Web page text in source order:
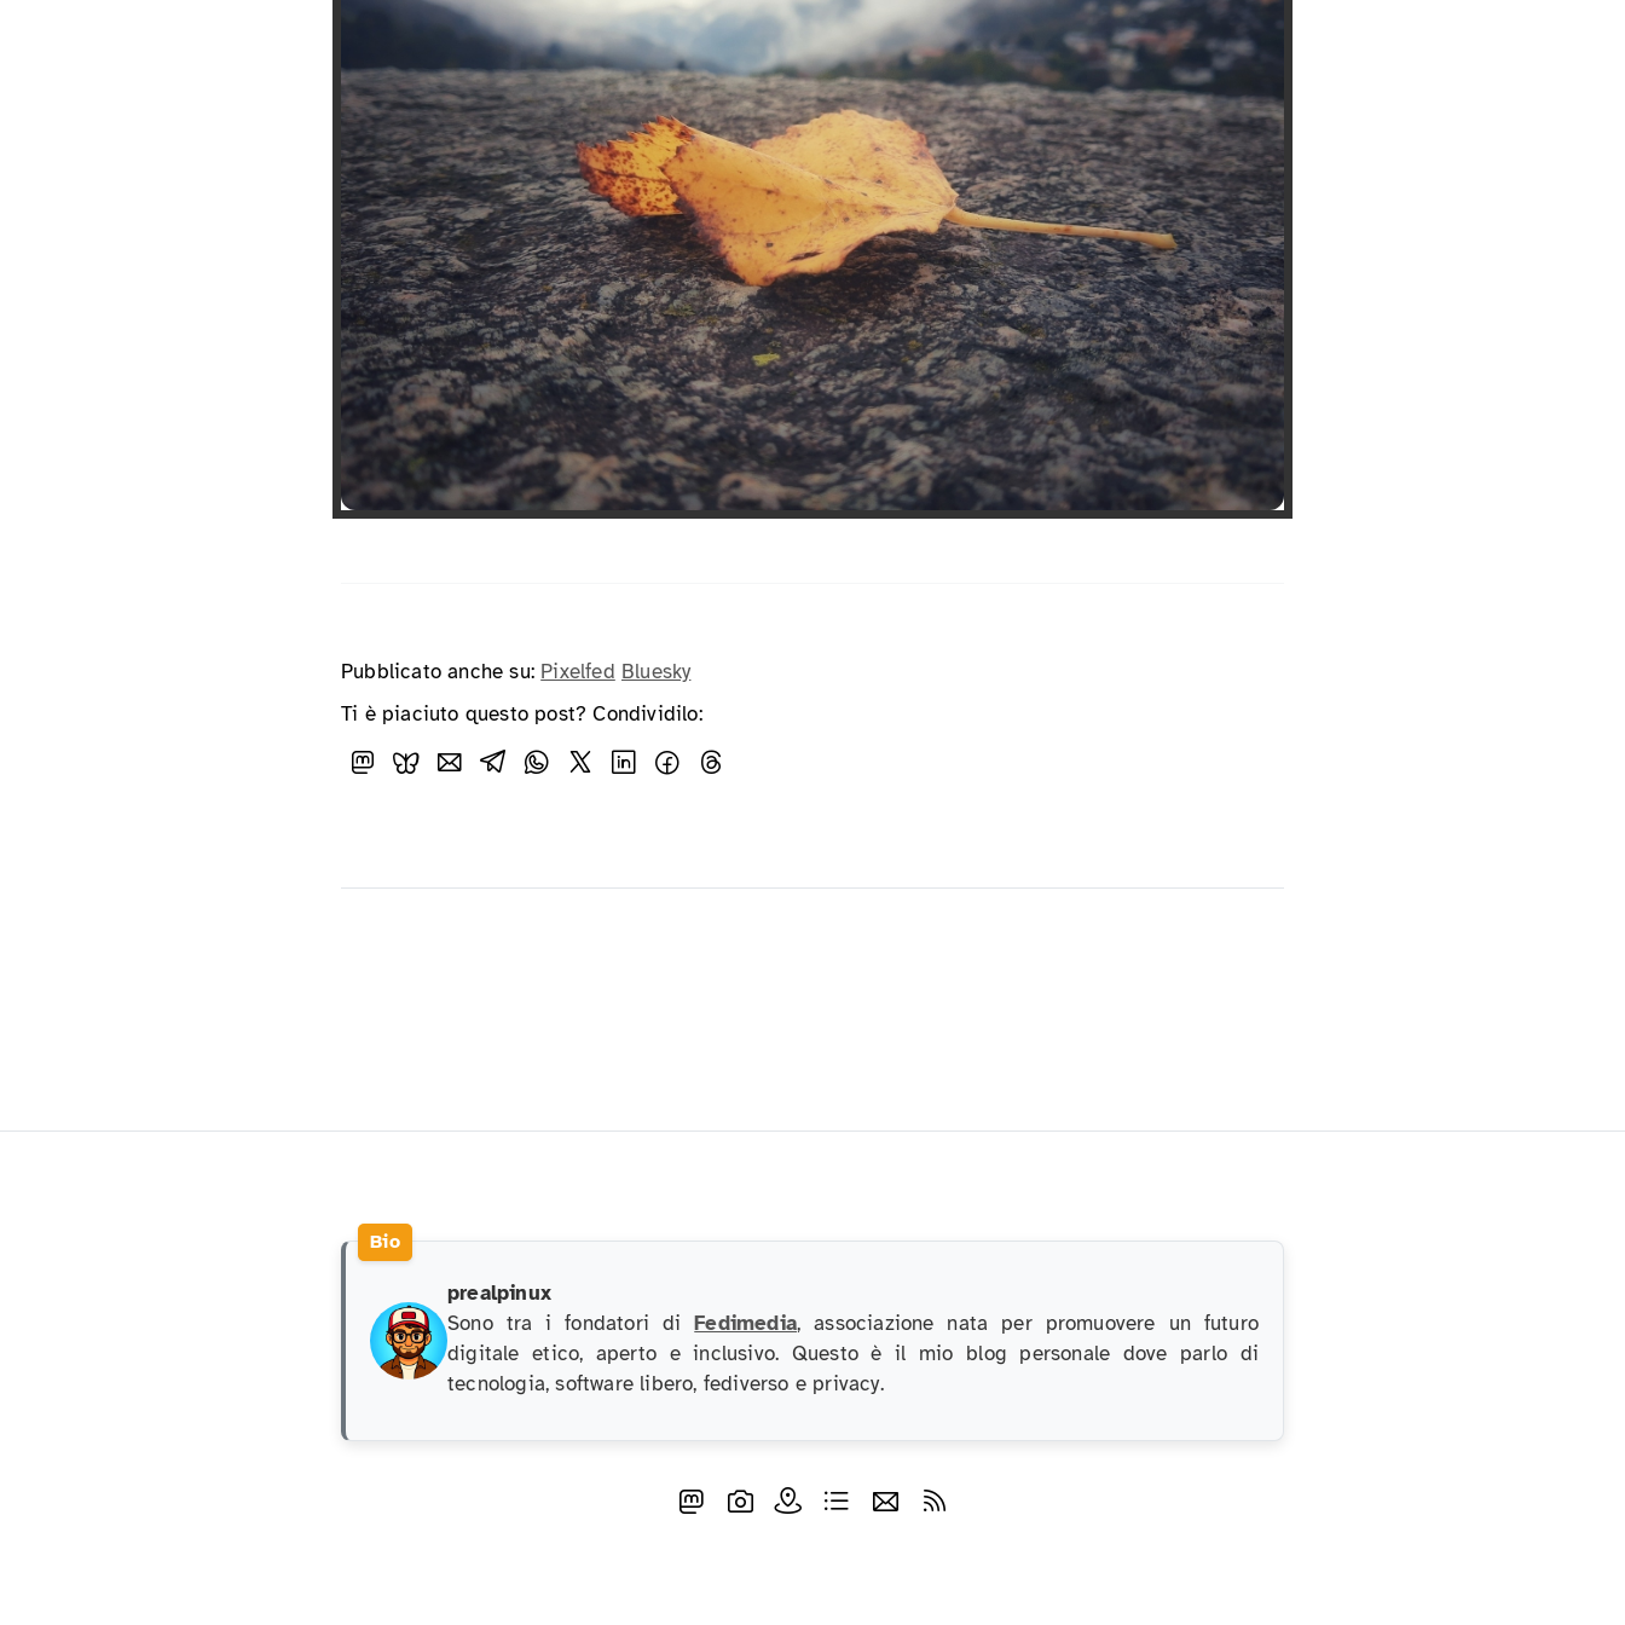
Pubblicato anche su: Pixelfed Bluesky
Ti è piaciuto questo post? Condividilo:
prealpinux
Sono tra i fondatori diFedimedia, associazione nata per promuovere un futuro
digitale etico, aperto e inclusivo. Questo è il mio blog personale dove parlo di
tecnologia, software libero, fediverso e privacy.